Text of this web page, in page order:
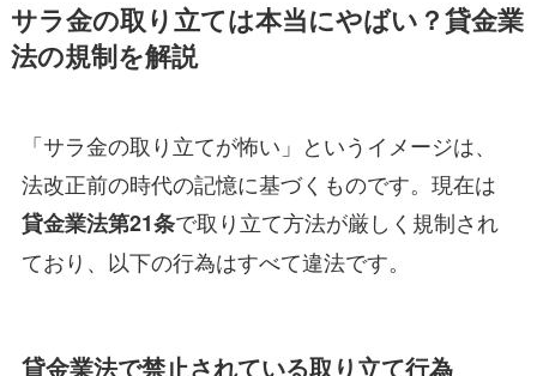
サラ金の取り立ては本当にやばい？貸金業
法の規制を解説
「サラ金の取り立てが怖い」というイメージは、
法改正前の時代の記憶に基づくものです。現在は
貸金業法第21条で取り立て方法が厳しく規制され
ており、以下の行為はすべて違法です。
貸金業法で禁止されている取り立て行為